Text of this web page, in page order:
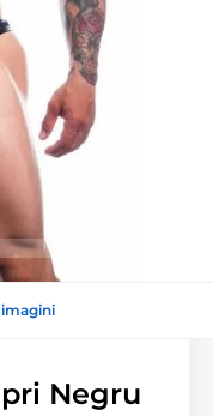
Negru